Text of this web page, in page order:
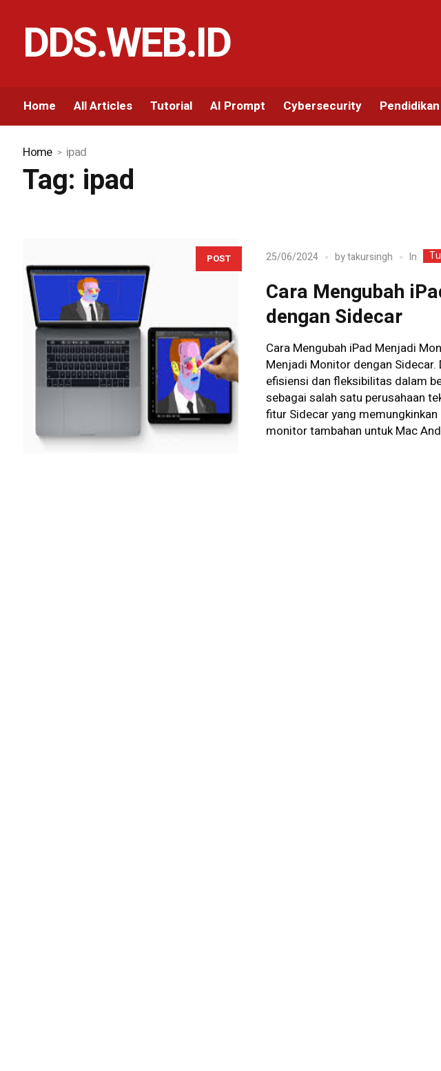
DDS.WEB.ID
Home All Articles Tutorial AI Prompt Cybersecurity Pendidikan
Home ipad
Tag: ipad
POST 25/06/2024 bytakursingh In
Cara Mengubah
dengan Sidecar
Cara Mengubah iPad Menjadi
Menjadi Monitor dengan
efisiensi dan fleksibilitas dalam
sebagai salah satu perusahaan
fitur Sidecar yang
monitor tambahan untuk Mac